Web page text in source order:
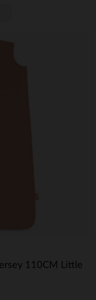
110CM Little